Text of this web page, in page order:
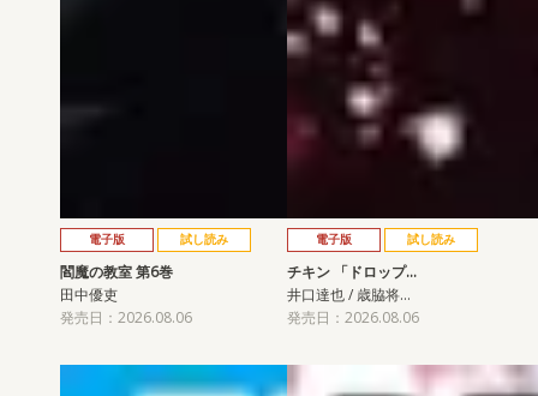
電子版 試し読み
閻魔の教室 第6巻
田中優吏
発売日：2026.08.06
電子版 試し読み
チキン 「ドロップ…
井口達也 / 歳脇将…
発売日：2026.08.06